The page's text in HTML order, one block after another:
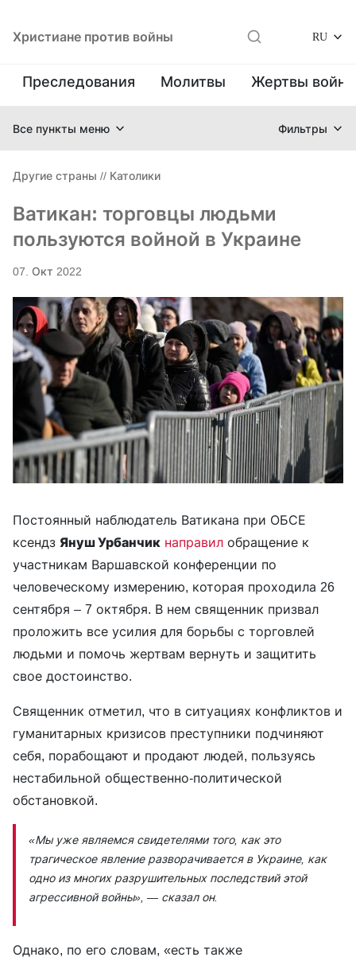
Христиане против войны RU
Преследования Молитвы Жертвы
Все пункты меню Фильтры
Другие страны // Католики
Ватикан: торговцы людьми
пользуются войной в Украине
07. Окт 2022
Постоянный наблюдатель Ватикана при ОБСЕ
ксендз Януш Урбанчик направил обращение к
участникам Варшавской конференции по
человеческому измерению, которая проходила 26
сентября – 7 октября. В нем священник призвал
проложить все усилия для борьбы с торговлей
людьми и помочь жертвам вернуть и защитить
свое достоинство.
Священник отметил, что в ситуациях конфликтов и
гуманитарных кризисов преступники подчиняют
себя, порабощают и продают людей, пользуясь
нестабильной общественно-политической
обстановкой.
«Мы уже являемся свидетелями того, как это
трагическое явление разворачивается в Украине, как
одно из многих разрушительных последствий этой
агрессивной войны» , — сказал он.
Однако, по его словам, «есть также